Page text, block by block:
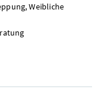
Weibliche